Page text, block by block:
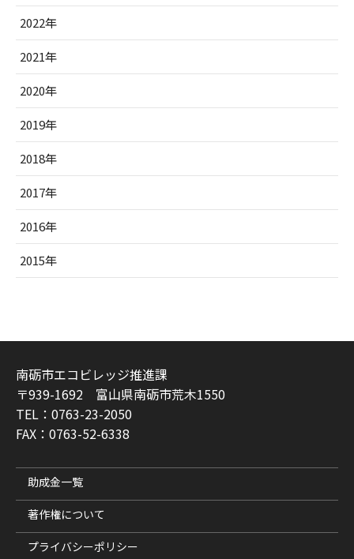
2022年
2021年
2020年
2019年
2018年
2017年
2016年
2015年
南砺市エコビレッジ推進課
〒939-1692 富山県南砺市荒木1550
TEL：0763-23-2050
FAX：0763-52-6338
助成金一覧
著作権について
プライバシーポリシー